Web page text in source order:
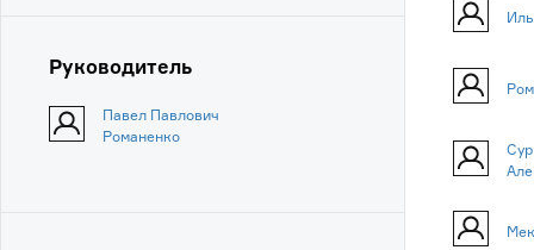
Руководитель
Павел Павлович
Романенко